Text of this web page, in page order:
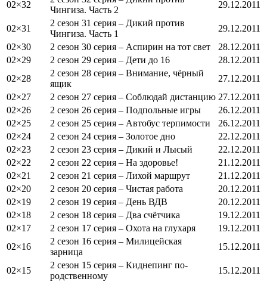
02×32
Чингиза. Часть 2
29.12.2011
02×31
2 сезон 31 серия – Дикий против
Чингиза. Часть 1
29.12.2011
02×30
2 сезон 30 серия – Аспирин на тот свет
28.12.2011
02×29
2 сезон 29 серия – Дети до 16
28.12.2011
02×28
2 сезон 28 серия – Внимание, чёрный
ящик
27.12.2011
02×27
2 сезон 27 серия – Соблюдай дистанцию 27.12.2011
02×26
2 сезон 26 серия – Подпольные игры
26.12.2011
02×25
2 сезон 25 серия – Автобус терпимости
26.12.2011
02×24
2 сезон 24 серия – Золотое дно
22.12.2011
02×23
2 сезон 23 серия – Дикий и Лысый
22.12.2011
02×22
2 сезон 22 серия – На здоровье!
21.12.2011
02×21
2 сезон 21 серия – Лихой маршрут
21.12.2011
02×20
2 сезон 20 серия – Чистая работа
20.12.2011
02×19
2 сезон 19 серия – День ВДВ
20.12.2011
02×18
2 сезон 18 серия – Два счётчика
19.12.2011
02×17
2 сезон 17 серия – Охота на глухаря
19.12.2011
02×16
2 сезон 16 серия – Милицейская
зарница
15.12.2011
02×15
2 сезон 15 серия – Киднепинг по-
родственному
15.12.2011